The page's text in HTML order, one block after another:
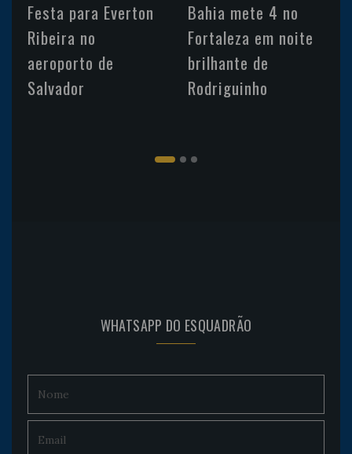
Festa para Everton
Ribeira no
aeroporto de
Salvador
Bahia mete 4 no
Fortaleza em noite
brilhante de
Rodriguinho
WHATSAPP DO ESQUADRÃO